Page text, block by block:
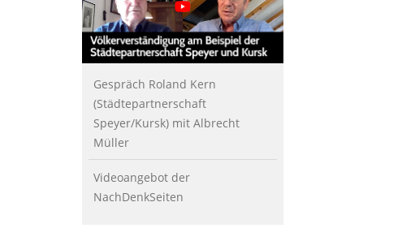
Gespräch Roland Kern
(Städtepartnerschaft
Speyer/Kursk) mit Albrecht
Müller
Videoangebot der
NachDenkSeiten